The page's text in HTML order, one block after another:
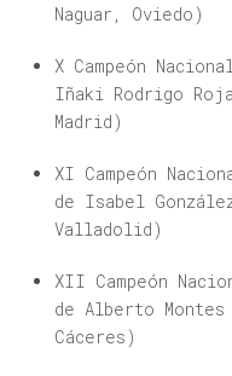
Naguar, Oviedo)
X Campeón
Iñaki Rodrigo
Madrid)
XI Campeón
de Isabel
Valladolid)
XII Campeón
de Alberto
Cáceres)